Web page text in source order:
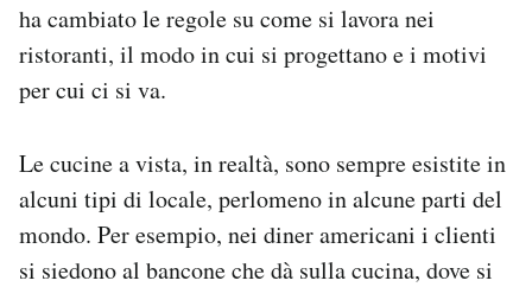
Notifiche mobile
Regala il Post
ha cambiato le regole su come si lavora nei
ristoranti, il modo in cui si progettano e i motivi
per cui ci si va.
Le cucine a vista, in realtà, sono sempre esistite in
alcuni tipi di locale, perlomeno in alcune parti del
mondo. Per esempio, nei diner americani i clienti
si siedono al bancone che dà sulla cucina, dove si